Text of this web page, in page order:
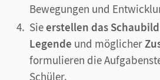
Bewegungen und
Sieerstellen das Schaubild
Legende und möglicher
formulieren die
Schüler.